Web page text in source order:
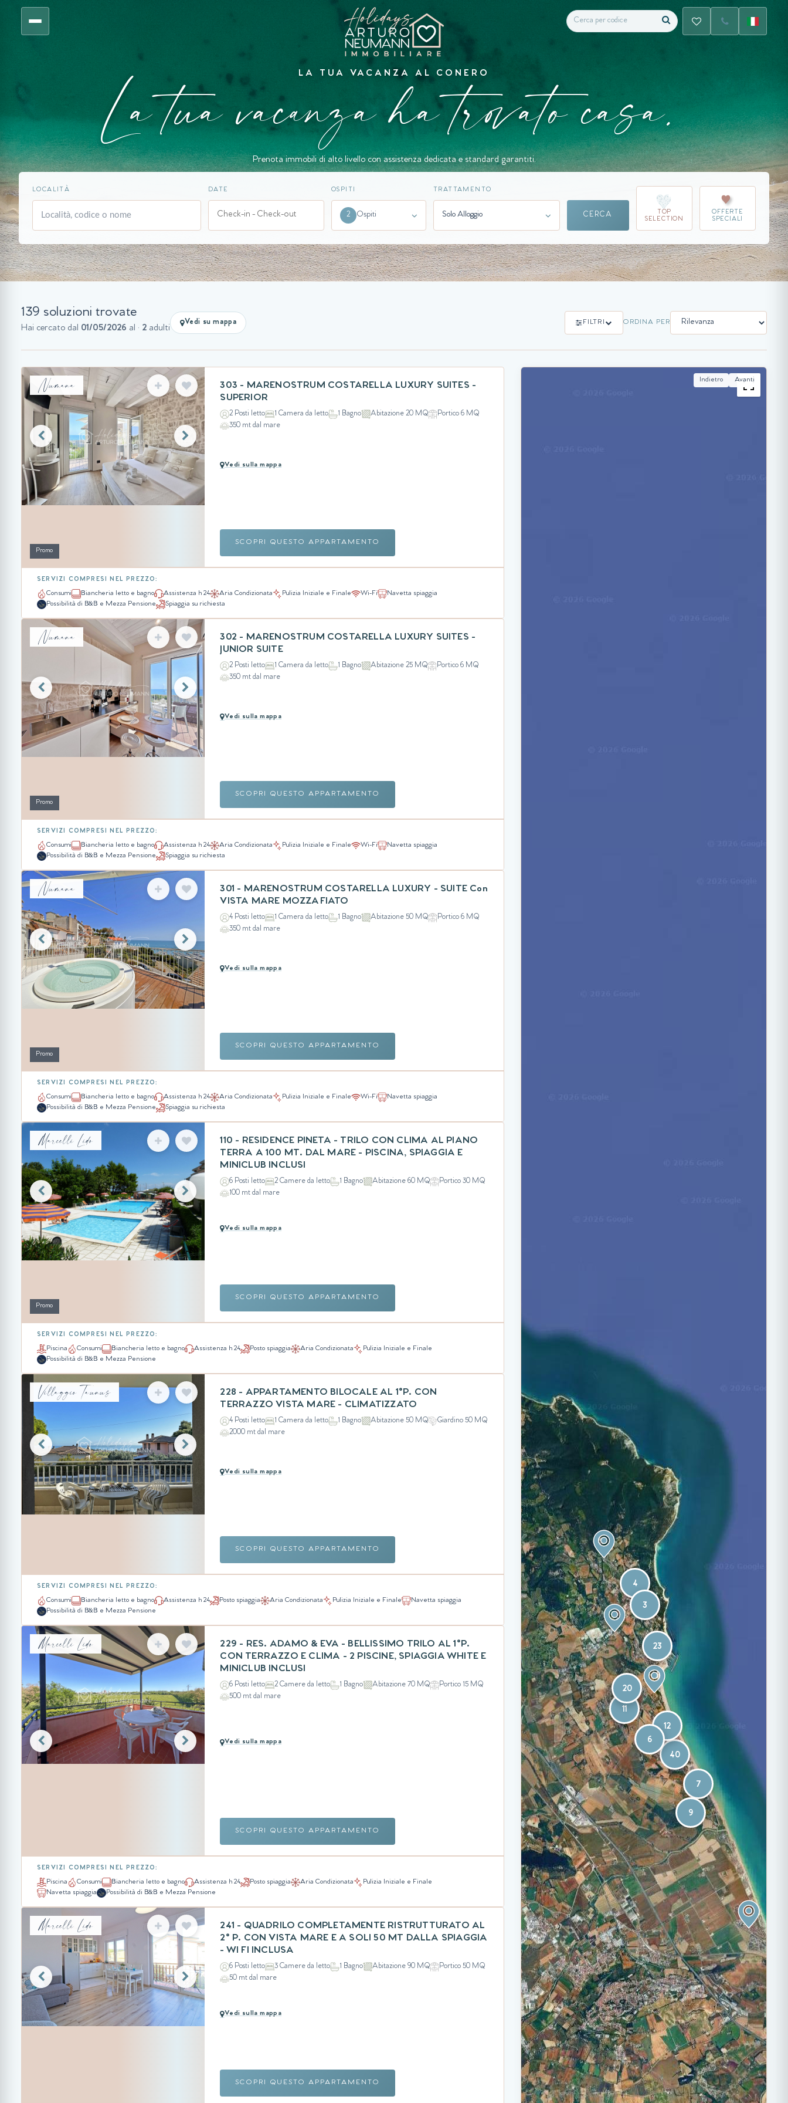
LA TUA VACANZA AL CONERO
La tua vacanza ha trovato casa.
Prenota immobili di alto livello con assistenza dedicata e standard garantiti.
LOCALITÀ DATE OSPITI
2 Ospiti
TRATTAMENTO
Solo Alloggio CERCA
TOP
SELECTION
OFFERTE
SPECIALI
139 soluzioni trovate
Hai cercato dal 01/05/2026 al · 2 adulti
Vedi su mappa FILTRI ORDINA PER
Numana
Promo
303 - MARENOSTRUM COSTARELLA LUXURY SUITES -
SUPERIOR
2 Posti letto 1 Camera da letto 1 Bagno Abitazione 20 MQ
Portico 6 MQ
350 mt dal mare
Vedi sulla mappa
SCOPRI QUESTO APPARTAMENTO
SERVIZI COMPRESI NEL PREZZO:
Consumi Biancheria letto e bagno Assistenza h 24 Aria Condizionata Pulizia Iniziale e Finale Wi-Fi
Navetta spiaggia
Possibilità di B&B e Mezza Pensione
Spiaggia su richiesta
Numana
Promo
302 - MARENOSTRUM COSTARELLA LUXURY SUITES -
JUNIOR SUITE
2 Posti letto 1 Camera da letto 1 Bagno Abitazione 25 MQ
Portico 6 MQ
350 mt dal mare
Vedi sulla mappa
SCOPRI QUESTO APPARTAMENTO
SERVIZI COMPRESI NEL PREZZO:
Consumi Biancheria letto e bagno Assistenza h 24 Aria Condizionata Pulizia Iniziale e Finale Wi-Fi
Navetta spiaggia
Possibilità di B&B e Mezza Pensione
Spiaggia su richiesta
Numana
Promo
301 - MARENOSTRUM COSTARELLA LUXURY - SUITE Con
VISTA MARE MOZZAFIATO
4 Posti letto 1 Camera da letto 1 Bagno Abitazione 50 MQ
Portico 6 MQ
350 mt dal mare
Vedi sulla mappa
SCOPRI QUESTO APPARTAMENTO
SERVIZI COMPRESI NEL PREZZO:
Consumi Biancheria letto e bagno Assistenza h 24 Aria Condizionata Pulizia Iniziale e Finale Wi-Fi
Navetta spiaggia
Possibilità di B&B e Mezza Pensione
Spiaggia su richiesta
Marcelli Lido
Promo
110 - RESIDENCE PINETA - TRILO CON CLIMA AL PIANO
TERRA A 100 MT. DAL MARE - PISCINA, SPIAGGIA E
MINICLUB INCLUSI
6 Posti letto 2 Camere da letto 1 Bagno Abitazione 60 MQ
Portico 30 MQ
100 mt dal mare
Vedi sulla mappa
SCOPRI QUESTO APPARTAMENTO
SERVIZI COMPRESI NEL PREZZO:
Piscina Consumi Biancheria letto e bagno Assistenza h 24 Posto spiaggia Aria Condizionata
Pulizia Iniziale e Finale
Possibilità di B&B e Mezza Pensione
Villaggio Taunus
228 - APPARTAMENTO BILOCALE AL 1°P. CON
TERRAZZO VISTA MARE - CLIMATIZZATO
4 Posti letto 1 Camera da letto 1 Bagno Abitazione 50 MQ
Giardino 50 MQ
2000 mt dal mare
Vedi sulla mappa
SCOPRI QUESTO APPARTAMENTO
SERVIZI COMPRESI NEL PREZZO:
Consumi Biancheria letto e bagno Assistenza h 24 Posto spiaggia Aria Condizionata Pulizia Iniziale e Finale
Navetta spiaggia
Possibilità di B&B e Mezza Pensione
Marcelli Lido
229 - RES. ADAMO & EVA - BELLISSIMO TRILO AL 1°P.
CON TERRAZZO E CLIMA - 2 PISCINE, SPIAGGIA WHITE E
MINICLUB INCLUSI
6 Posti letto 2 Camere da letto 1 Bagno Abitazione 70 MQ
Portico 15 MQ
500 mt dal mare
Vedi sulla mappa
SCOPRI QUESTO APPARTAMENTO
SERVIZI COMPRESI NEL PREZZO:
Piscina Consumi Biancheria letto e bagno Assistenza h 24 Posto spiaggia Aria Condizionata
Pulizia Iniziale e Finale
Navetta spiaggia
Possibilità di B&B e Mezza Pensione
Marcelli Lido
241 - QUADRILO COMPLETAMENTE RISTRUTTURATO AL
2° P. CON VISTA MARE E A SOLI 50 MT DALLA SPIAGGIA
- WI FI INCLUSA
6 Posti letto 3 Camere da letto 1 Bagno Abitazione 90 MQ
Portico 50 MQ
50 mt dal mare
Vedi sulla mappa
SCOPRI QUESTO APPARTAMENTO
23
7
11
9
40
4
20
3
12
6
Indietro Avanti